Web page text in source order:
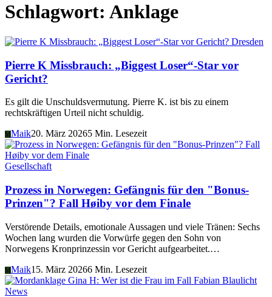
Schlagwort: Anklage
Dresden
Pierre K Missbrauch: „Biggest Loser“-Star vor
Gericht?
Es gilt die Unschuldsvermutung. Pierre K. ist bis zu einem
rechtskräftigen Urteil nicht schuldig.
M Maik20. März 20265 Min. Lesezeit
Gesellschaft
Prozess in Norwegen: Gefängnis für den "Bonus-
Prinzen"? Fall Høiby vor dem Finale
Verstörende Details, emotionale Aussagen und viele Tränen: Sechs
Wochen lang wurden die Vorwürfe gegen den Sohn von
Norwegens Kronprinzessin vor Gericht aufgearbeitet.…
MMaik15. März 20266 Min. Lesezeit
Blaulicht
News